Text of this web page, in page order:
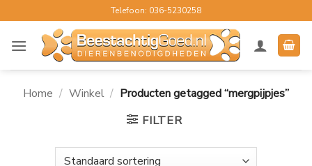
naar
inhoud
Telefoon: 036-5230258
Home / Winkel / Producten getagged “mergpijpjes”
FILTER